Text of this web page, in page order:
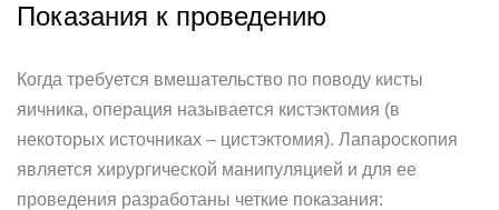
Показания к проведению
Когда требуется вмешательство по поводу кисты
яичника, операция называется кистэктомия (в
некоторых источниках – цистэктомия). Лапароскопия
является хирургической манипуляцией и для ее
проведения разработаны четкие показания: